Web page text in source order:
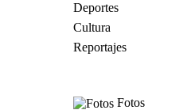
Deportes
Cultura
Reportajes
Fotos